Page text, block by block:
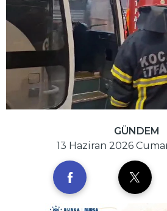
GÜNDEM
13 Haziran 2026